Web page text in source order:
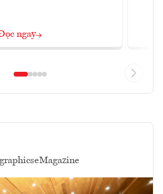
ngay
eMagazine